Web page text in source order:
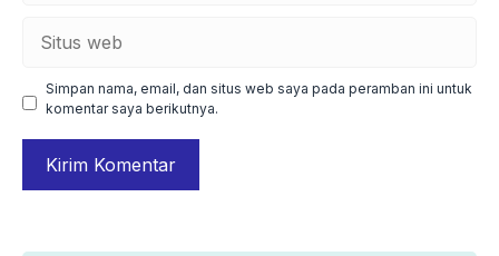
Simpan nama, email, dan situs web saya pada peramban ini untuk
komentar saya berikutnya.